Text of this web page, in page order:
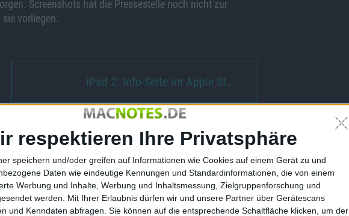
respektieren Ihre Privatsphäre
speichern und/oder greifen auf Informationen wie Cookies auf einem Gerät zu und
Daten wie eindeutige Kennungen und Standardinformationen, die von einem
Werbung und Inhalte, Werbung und Inhaltsmessung, Zielgruppenforschung und
werden.
Mit Ihrer Erlaubnis dürfen wir und unsere Partner über Gerätescans
und Kenndaten abfragen. Sie können auf die entsprechende Schaltfläche klicken, um der
Screenshots hat die Pressestelle noch nicht zur
vorliegen.
iPad 2: Info-Seite im Apple St…
Landwirtschafts-Simulator 2013:
PK auf Gamescom
14.07.2012